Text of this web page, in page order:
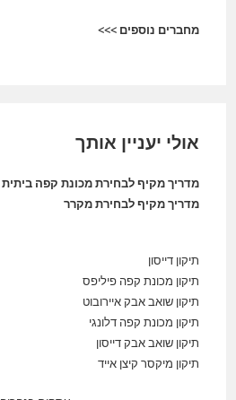
מחברים נוספים >>>
אולי יעניין אותך
מדריך מקיף לבחירת מכונת קפה ביתית
מדריך מקיף לבחירת מקרר
תיקון דייסון
תיקון מכונת קפה פיליפס
תיקון שואב אבק איירובוט
תיקון מכונת קפה דלונגי
תיקון שואב אבק דייסון
תיקון מיקסר קיצן אייד